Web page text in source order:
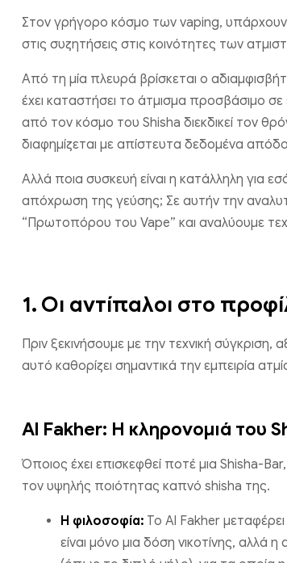
Στον γρήγορο κόσμο των vaping, υπάρχουν
στις συζητήσεις στις κοινότητες των
Από τη μία πλευρά βρίσκεται ο
έχει καταστήσει το άτμισμα προσβάσιμο
από τον κόσμο του Shisha διεκδικεί τον
διαφημίζεται με απίστευτα δεδομένα
Αλλά ποια συσκευή είναι η κατάλληλη για
απόχρωση της γεύσης; Σε αυτήν την
“Πρωτοπόρου του Vape” και αναλύουμε
1. Οι αντίπαλοι στο
Πριν ξεκινήσουμε με την τεχνική
αυτό καθορίζει σημαντικά την εμπειρία
Al Fakher: Η κληρονομιά του
Όποιος έχει επισκεφθεί ποτέ μια Shisha-
τον υψηλής ποιότητας καπνό shisha της.
Η φιλοσοφία: Το Al Fakher
είναι μόνο μια δόση νικοτίνης,